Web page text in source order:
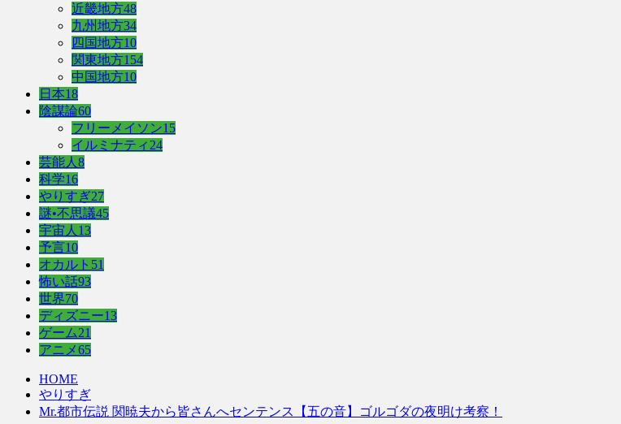
近畿地方48
九州地方34
四国地方10
関東地方154
中国地方10
日本18
陰謀論60
フリーメイソン15
イルミナティ 24
芸能人 8
科学16
やりすぎ27
謎•不思議45
宇宙人 13
予言10
オカルト 51
怖い話93
世界70
ディズニー13
ゲーム21
アニメ65
HOME
やりすぎ
Mr.都市伝説 関暁夫から皆さんへセンテンス【五の音】ゴルゴダの夜明け考察！